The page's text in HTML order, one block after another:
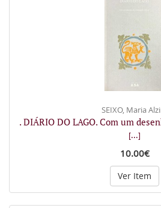
SEIXO, Maria
. DIÁRIO DO LAGO. Com um
[...]
10.00€
Ver Item